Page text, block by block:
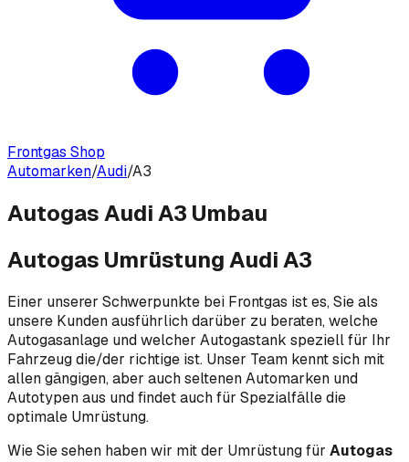
Frontgas Shop
Automarken/Audi/A3
Autogas Audi A3 Umbau
Autogas Umrüstung Audi A3
Einer unserer Schwerpunkte bei Frontgas ist es, Sie als
unsere Kunden ausführlich darüber zu beraten, welche
Autogasanlage und welcher Autogastank speziell für Ihr
Fahrzeug die/der richtige ist. Unser Team kennt sich mit
allen gängigen, aber auch seltenen Automarken und
Autotypen aus und findet auch für Spezialfälle die
optimale Umrüstung.
Wie Sie sehen haben wir mit der Umrüstung für Autogas